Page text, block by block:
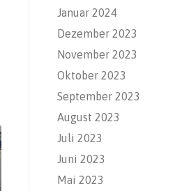
Januar 2024
Dezember 2023
November 2023
Oktober 2023
September 2023
August 2023
Juli 2023
Juni 2023
Mai 2023